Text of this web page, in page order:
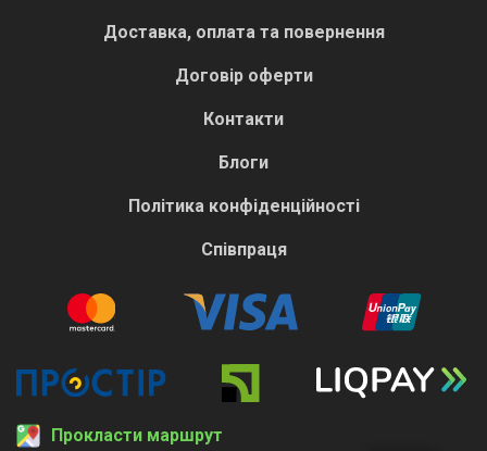
Доставка, оплата та повернення
Договір оферти
Контакти
Блоги
Політика конфіденційності
Співпраця
Прокласти маршрут